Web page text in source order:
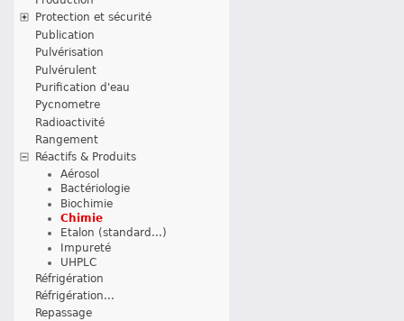
Protection et sécurité
Publication
Pulvérisation
Pulvérulent
Purification d'eau
Pycnometre
Radioactivité
Rangement
Réactifs & Produits
Aérosol
Bactériologie
Biochimie
Chimie
Etalon (standard...)
Impureté
UHPLC
Réfrigération
Réfrigération...
Repassage